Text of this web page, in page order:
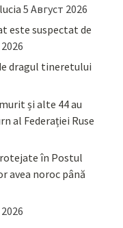
5 Август 2026
este suspectat de
dragul tineretului
și alte 44 au
al Federației Ruse
în Postul
avea noroc până